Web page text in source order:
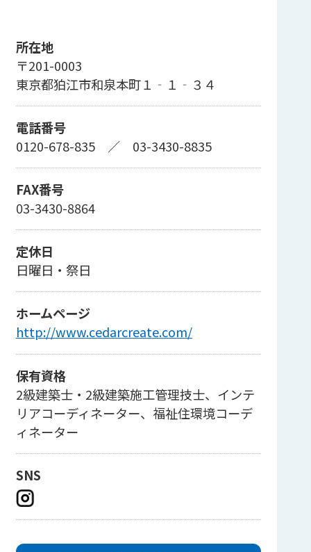
所在地
〒201-0003
東京都狛江市和泉本町１‐１‐３４
電話番号
0120-678-835／ 03-3430-8835
FAX番号
03-3430-8864
定休日
日曜日・祭日
ホームページ
http://www.cedarcreate.com/
保有資格
2級建築士・2級建築施工管理技士、インテ
リアコーディネーター、福祉住環境コーデ
ィネーター
SNS